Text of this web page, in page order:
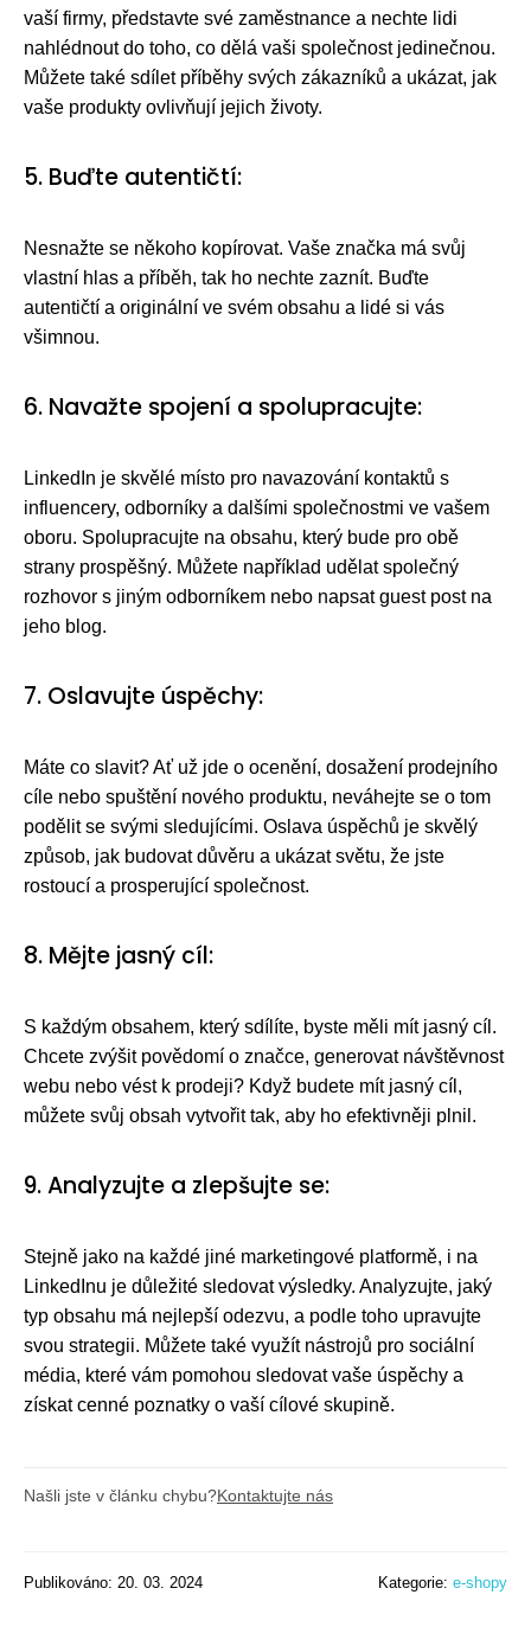
vaší firmy, představte své zaměstnance a nechte lidi
nahlédnout do toho, co dělá vaši společnost jedinečnou.
Můžete také sdílet příběhy svých zákazníků a ukázat, jak
vaše produkty ovlivňují jejich životy.
5. Buďte autentičtí:
Nesnažte se někoho kopírovat. Vaše značka má svůj
vlastní hlas a příběh, tak ho nechte zaznít. Buďte
autentičtí a originální ve svém obsahu a lidé si vás
všimnou.
6. Navažte spojení a spolupracujte:
LinkedIn je skvělé místo pro navazování kontaktů s
influencery, odborníky a dalšími společnostmi ve vašem
oboru. Spolupracujte na obsahu, který bude pro obě
strany prospěšný. Můžete například udělat společný
rozhovor s jiným odborníkem nebo napsat guest post na
jeho blog.
7. Oslavujte úspěchy:
Máte co slavit? Ať už jde o ocenění, dosažení prodejního
cíle nebo spuštění nového produktu, neváhejte se o tom
podělit se svými sledujícími. Oslava úspěchů je skvělý
způsob, jak budovat důvěru a ukázat světu, že jste
rostoucí a prosperující společnost.
8. Mějte jasný cíl:
S každým obsahem, který sdílíte, byste měli mít jasný cíl.
Chcete zvýšit povědomí o značce, generovat návštěvnost
webu nebo vést k prodeji? Když budete mít jasný cíl,
můžete svůj obsah vytvořit tak, aby ho efektivněji plnil.
9. Analyzujte a zlepšujte se:
Stejně jako na každé jiné marketingové platformě, i na
LinkedInu je důležité sledovat výsledky. Analyzujte, jaký
typ obsahu má nejlepší odezvu, a podle toho upravujte
svou strategii. Můžete také využít nástrojů pro sociální
média, které vám pomohou sledovat vaše úspěchy a
získat cenné poznatky o vaší cílové skupině.
Našli jste v článku chybu?Kontaktujte nás
Publikováno: 20. 03. 2024 Kategorie: e-shopy